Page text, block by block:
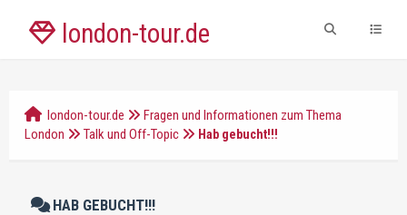
london-tour.de
london-tour.de
Fragen und Informationen zum Thema
London
Talk und Off-Topic Hab gebucht!!!
HAB GEBUCHT!!!